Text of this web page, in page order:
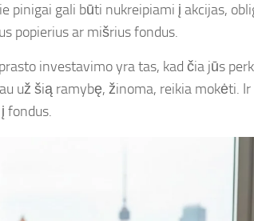
pinigai gali būti nukreipiami į akcijas,
popierius ar mišrius fondus.
investavimo yra tas, kad čia jūs
už šią ramybę, žinoma, reikia mokėti.
fondus.